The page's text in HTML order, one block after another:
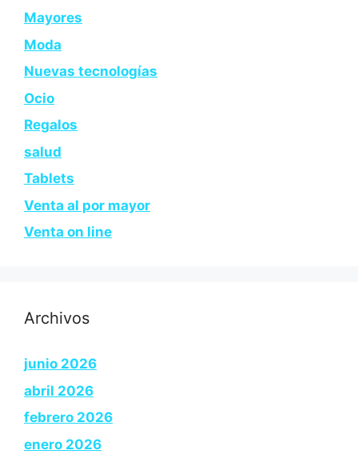
Mayores
Moda
Nuevas tecnologías
Ocio
Regalos
salud
Tablets
Venta al por mayor
Venta on line
Archivos
junio 2026
abril 2026
febrero 2026
enero 2026